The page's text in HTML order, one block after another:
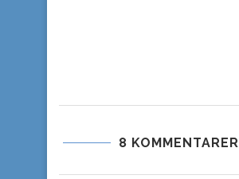
8 KOMMENTARER